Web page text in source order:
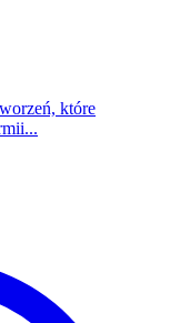
które